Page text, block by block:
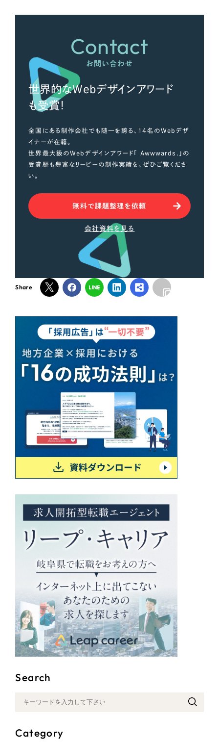
リープ・プロジェクト／ マーケティング代行
SEO対策によるアクセス獲得、反響獲得などの"Webマーケティング"から、
ライン領域のマーケティングまでまるっと代行
採用DX支援
リープ・リクルーティング
リープ・キャリア ／ 人材紹介サービス
完全成功報酬型のスカウト型ハイクラス人材紹介（岐阜・愛知）
カイゼンDX支援
Pace
日報ツールで案件ごとの営業利益をリアルタイムに可視化
制作実績
全国1,400社以上の支援実績の中から
実績の
ブックマークしたサイト
すべて （624件）
コーポレート・企業サイト
ECサイト（オンラインショップ） （43件）
ポータルサイト・メディアサイト
LP（ランディングページ） （28件）
ブランディング（ロゴ・印刷物） （90件）
その他 （1件）
お客様インタビュー
リープ・リクルーティング
「採用強化」を目的とした採用業務代行
その他のサービス
AI倫理ポリシー クッキーポリシー サイトマップ
ウェブアクセシビリティ方針
Search
Category
Contact
お問い合わせ
世界的なWebデザインアワード
も受賞！
全国にある制作会社でも随一を誇る、14名のWebデザ
イナーが在籍。
世界最大級のWebデザインアワード「 Awwwards.」の
受賞歴も豊富なリーピーの制作実績を、ぜひご覧くださ
い。
無料で課題整理を依頼
会社資料を見る
Share